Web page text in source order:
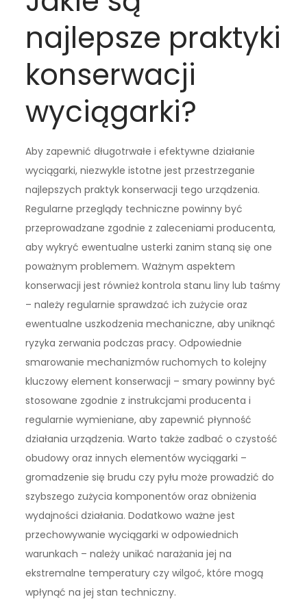
najlepsze praktyki
konserwacji
wyciągarki?
Aby zapewnić długotrwałe i efektywne działanie
wyciągarki, niezwykle istotne jest przestrzeganie
najlepszych praktyk konserwacji tego urządzenia.
Regularne przeglądy techniczne powinny być
przeprowadzane zgodnie z zaleceniami producenta,
aby wykryć ewentualne usterki zanim staną się one
poważnym problemem. Ważnym aspektem
konserwacji jest również kontrola stanu liny lub taśmy
– należy regularnie sprawdzać ich zużycie oraz
ewentualne uszkodzenia mechaniczne, aby uniknąć
ryzyka zerwania podczas pracy. Odpowiednie
smarowanie mechanizmów ruchomych to kolejny
kluczowy element konserwacji – smary powinny być
stosowane zgodnie z instrukcjami producenta i
regularnie wymieniane, aby zapewnić płynność
działania urządzenia. Warto także zadbać o czystość
obudowy oraz innych elementów wyciągarki –
gromadzenie się brudu czy pyłu może prowadzić do
szybszego zużycia komponentów oraz obniżenia
wydajności działania. Dodatkowo ważne jest
przechowywanie wyciągarki w odpowiednich
warunkach – należy unikać narażania jej na
ekstremalne temperatury czy wilgoć, które mogą
wpłynąć na jej stan techniczny.